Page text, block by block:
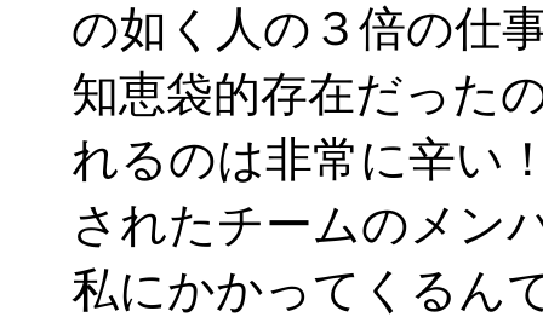
の如く人の３倍の仕
知恵袋的存在だった
れるのは非常に辛い
されたチームのメン
私にかかってくるん